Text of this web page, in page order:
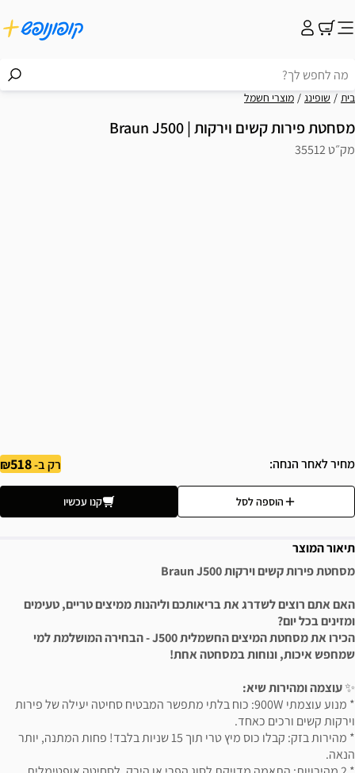
בית שופינג מוצרי חשמל
מסחטת ‏פירות קשים וירקות | Braun J500
מק״ט 35512
מחיר לאחר הנחה רק ב-518
הוספה לסל קנו עכשיו
תיאור המוצר
מסחטת ‏פירות קשים וירקות Braun J500
האם אתם רוצים לשדרג את בריאותכם וליהנות ממיצים טריים, טעימים
ומזינים בכל יום?
הכירו את מסחטת המיצים החשמלית J500 - הבחירה המושלמת למי
שמחפש איכות, ונוחות במסחטה אחת!
✨עוצמה ומהירות שיא:
* מנוע עוצמתי 900W: כוח בלתי מתפשר המבטיח סחיטה יעילה של פירות
וירקות קשים ורכים כאחד.
* מהירות בזק: קבלו כוס מיץ טרי תוך 15 שניות בלבד! פחות המתנה, יותר
הנאה.